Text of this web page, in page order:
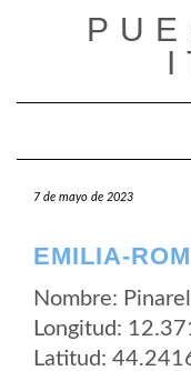
7 de mayo de 2023
EMILIA-
Nombre:
Longitud:
Latitud: